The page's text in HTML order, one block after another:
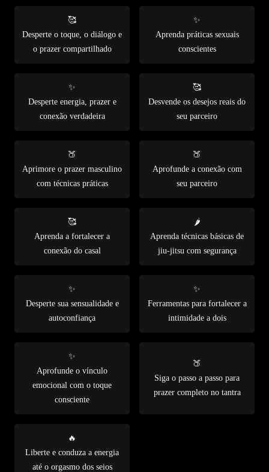
🥰
Desperte o toque, o diálogo e
o prazer compartilhado
✨
Aprenda práticas sexuais
conscientes
✨
Desperte energia, prazer e
conexão verdadeira
🥰
Desvende os desejos reais do
seu parceiro
🍑
Aprimore o prazer masculino
com técnicas práticas
🍑
Aprofunde a conexão com
seu parceiro
🥰
Aprenda a fortalecer a
conexão do casal
🌶️
Aprenda técnicas básicas de
jiu-jitsu com segurança
✨
Desperte sua sensualidade e
autoconfiança
✨
Ferramentas para fortalecer a
intimidade a dois
✨
Aprofunde o vínculo
emocional com o toque
consciente
🍑
Siga o passo a passo para
prazer completo no tantra
🔥
Liberte e conduza a energia
até o orgasmo dos seios